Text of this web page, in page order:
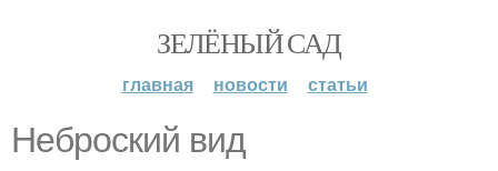
ЗЕЛЁНЫЙ САД
главная новости статьи
Неброский вид